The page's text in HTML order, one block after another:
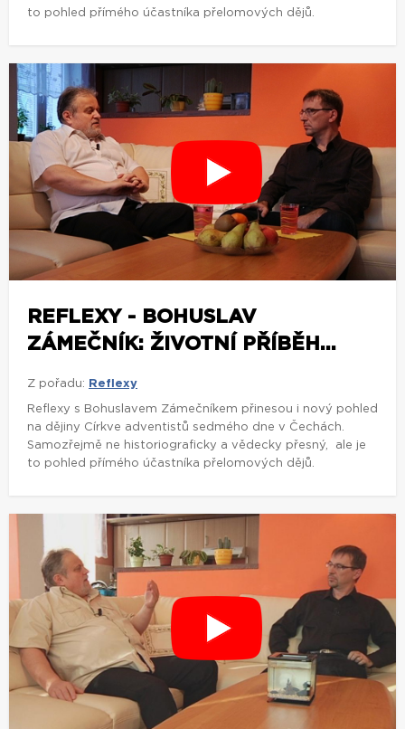
to pohled přímého účastníka přelomových dějů.
REFLEXY - BOHUSLAV
ZÁMEČNÍK: ŽIVOTNÍ PŘÍBĚH...
Z pořadu: Reflexy
Reflexy s Bohuslavem Zámečníkem přinesou i nový pohled
na dějiny Církve adventistů sedmého dne v Čechách.
Samozřejmě ne historiograficky a vědecky přesný, ale je
to pohled přímého účastníka přelomových dějů.